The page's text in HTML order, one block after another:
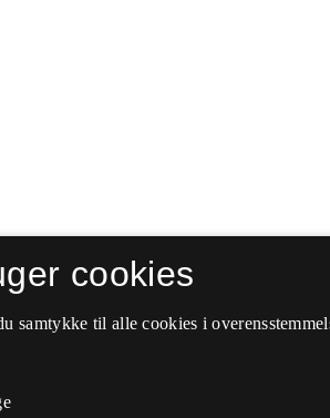
cookies
samtykke til alle cookies i